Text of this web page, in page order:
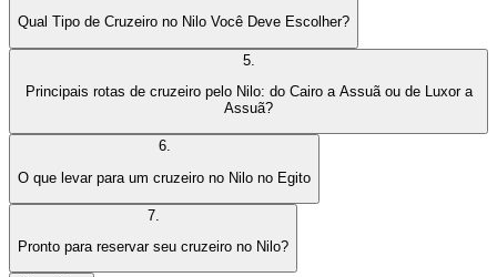
Qual Tipo de Cruzeiro no Nilo Você Deve Escolher?
5.
Principais rotas de cruzeiro pelo Nilo: do Cairo a Assuã ou de Luxor a
Assuã?
6.
O que levar para um cruzeiro no Nilo no Egito
7.
Pronto para reservar seu cruzeiro no Nilo?